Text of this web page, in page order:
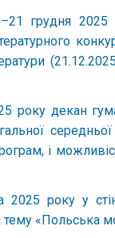
грудня 2025
року декан
і
2025 року у
тему «Польська